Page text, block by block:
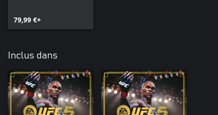
79,99 €+
Inclus dans